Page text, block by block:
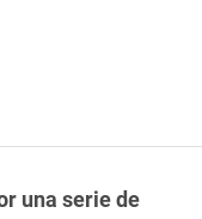
una serie de